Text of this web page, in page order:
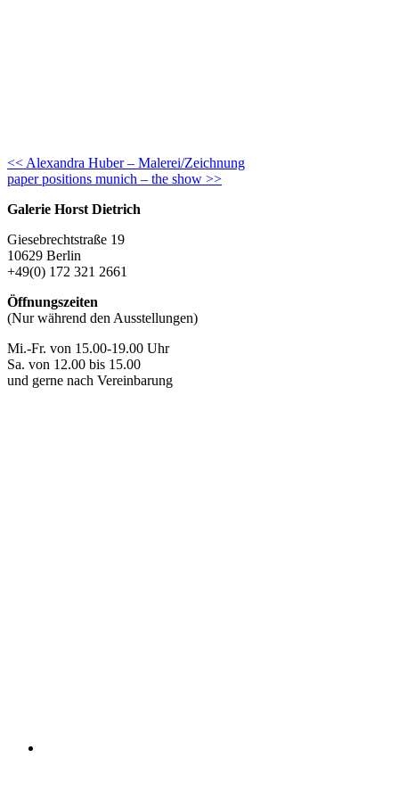
Continue
Reading
<< Alexandra Huber – Malerei/Zeichnung
paper positions munich – the show >>
Galerie Horst Dietrich
Giesebrechtstraße 19
10629 Berlin
+49(0) 172 321 2661
Öffnungszeiten
(Nur während den Ausstellungen)
Mi.-Fr. von 15.00-19.00 Uhr
Sa. von 12.00 bis 15.00
und gerne nach Vereinbarung